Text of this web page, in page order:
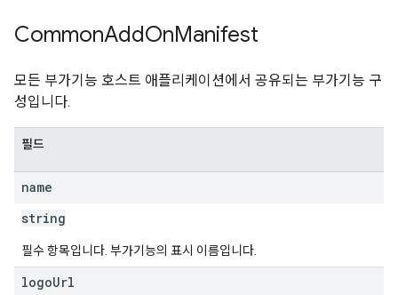
CommonAddOnManifest
모든 부가기능 호스트 애플리케이션에서 공유되는 부가기능 구
성입니다.
필드
name
string
필수 항목입니다. 부가기능의 표시 이름입니다.
logoUrl